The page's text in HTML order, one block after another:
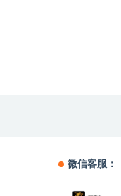
微信客服：